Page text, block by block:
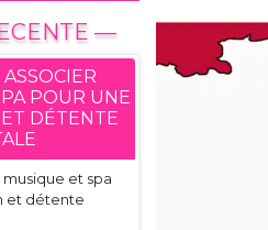
—
POUR UNE
DÉTENTE
et spa
et détente